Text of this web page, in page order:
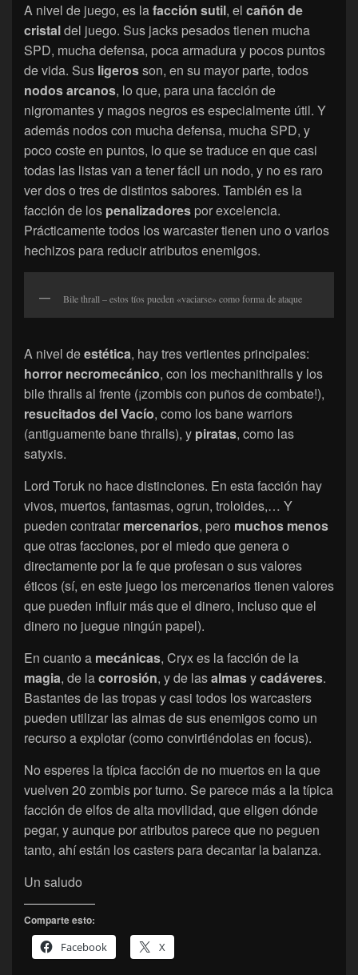
A nivel de juego, es lafacción sutil, el cañón de
cristaldel juego. Sus jacks pesados tienen mucha
SPD, mucha defensa, poca armadura y pocos puntos
de vida. Sus ligerosson, en su mayor parte, todos
nodos arcanos, lo que, para una facción de
nigromantes y magos negros es especialmente útil. Y
además nodos con mucha defensa, mucha SPD, y
poco coste en puntos, lo que se traduce en que casi
todas las listas van a tener fácil un nodo, y no es raro
ver dos o tres de distintos sabores. También es la
facción de los penalizadores por excelencia.
Prácticamente todos los warcaster tienen uno o varios
hechizos para reducir atributos enemigos.
Bile thrall – estos tíos pueden «vaciarse» como forma de ataque
A nivel deestética, hay tres vertientes principales:
horror necromecánico, con los mechanithralls y los
bile thralls al frente (¡zombis con puños de combate!),
resucitados del Vacío, como los bane warriors
(antiguamente bane thralls), y piratas, como las
satyxis.
Lord Toruk no hace distinciones. En esta facción hay
vivos, muertos, fantasmas, ogrun, troloides,… Y
pueden contratar mercenarios, pero muchos menos
que otras facciones, por el miedo que genera o
directamente por la fe que profesan o sus valores
éticos (sí, en este juego los mercenarios tienen valores
que pueden influir más que el dinero, incluso que el
dinero no juegue ningún papel).
En cuanto a mecánicas, Cryx es la facción de la
magia, de lacorrosión, y de lasalmasycadáveres.
Bastantes de las tropas y casi todos los warcasters
pueden utilizar las almas de sus enemigos como un
recurso a explotar (como convirtiéndolas en focus).
No esperes la típica facción de no muertos en la que
vuelven 20 zombis por turno. Se parece más a la típica
facción de elfos de alta movilidad, que eligen dónde
pegar, y aunque por atributos parece que no peguen
tanto, ahí están los casters para decantar la balanza.
Un saludo
Comparte esto:
Facebook
X